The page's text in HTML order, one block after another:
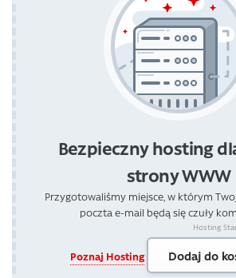
Bezpieczny hosting
strony WWW
Przygotowaliśmy miejsce, w którym
poczta e-mail będą się czuły
Poznaj Hosting
Hosting
Dodaj do